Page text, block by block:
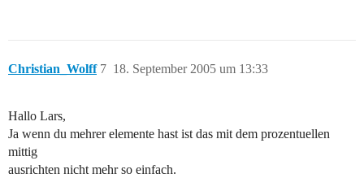
Christian_Wolff 18. September 2005 um 13:33
7
Hallo Lars,
Ja wenn du mehrer elemente hast ist das mit dem prozentuellen
mittig
ausrichten nicht mehr so einfach.